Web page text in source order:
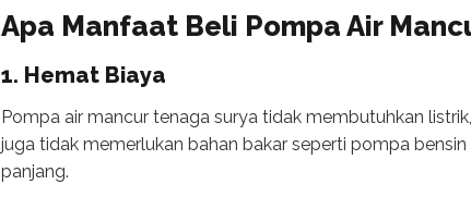
Apa Manfaat Beli Pompa Air
1. Hemat Biaya
Pompa air mancur tenaga surya tidak membutuhkan
juga tidak memerlukan bahan bakar seperti pompa
panjang.